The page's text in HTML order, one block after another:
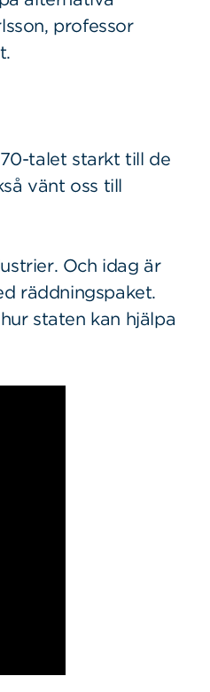
professor
talet starkt till de
vänt oss till
Och idag är
räddningspaket.
staten kan hjälpa